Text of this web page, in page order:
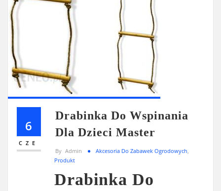
6
CZE
Drabinka Do Wspinania
Dla Dzieci Master
By Admin Akcesoria Do Zabawek Ogrodowych
Produkt
Drabinka Do